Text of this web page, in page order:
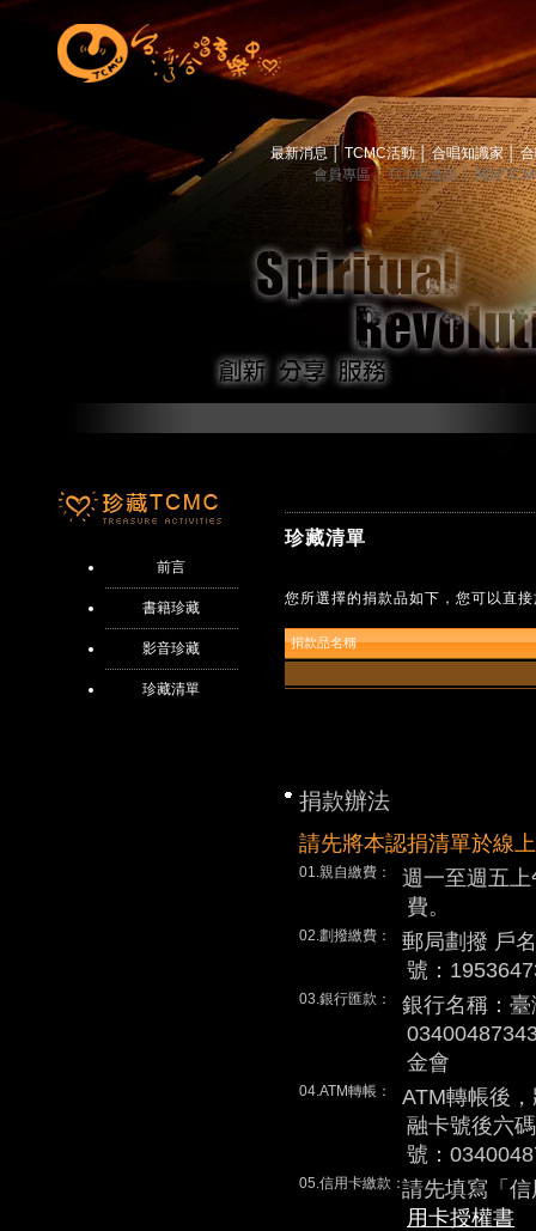
最新消息 TCMC活動│ 合唱知識家│
會員專區│ TCMC會訊│ 關於
前言
書籍珍藏
影音珍藏
珍藏清單
珍藏清單
您所選擇的捐款品如下，您可以直
捐款品名稱
捐款辦法
請先將本認捐清單於線
01.親自繳費：
週一至週五
費。
02.劃撥繳費：
郵局劃撥 戶
號：
03.銀行匯款：
銀行名稱：
金會
04.ATM轉帳：
ATM轉帳後
融卡號後六
號：
05.信用卡繳款：請先填寫「
用卡授權書